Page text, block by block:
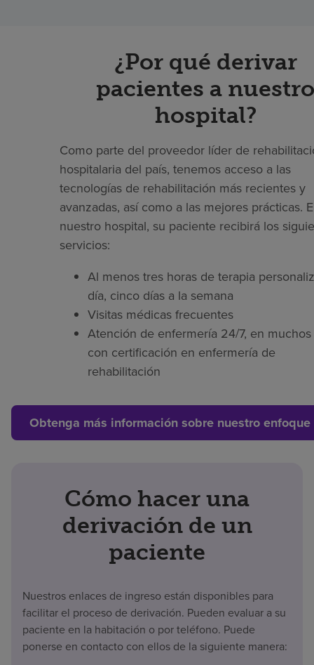
¿Por qué derivar
pacientes a nuestro
hospital?
Como parte del proveedor líder de
hospitalaria del país, tenemos acceso a las
tecnologías de rehabilitación más recientes y
avanzadas, así como a las mejores prácticas.
nuestro hospital, su paciente recibirá los
servicios:
Al menos tres horas de terapia
día, cinco días a la semana
Visitas médicas frecuentes
Atención de enfermería 24/7, en muchos
con certificación en enfermería de
rehabilitación
Obtenga más información sobre nuestro
Cómo hacer una
derivación de un
paciente
Nuestros enlaces de ingreso están disponibles para
facilitar el proceso de derivación. Pueden evaluar a su
paciente en la habitación o por teléfono. Puede
ponerse en contacto con ellos de la siguiente manera: